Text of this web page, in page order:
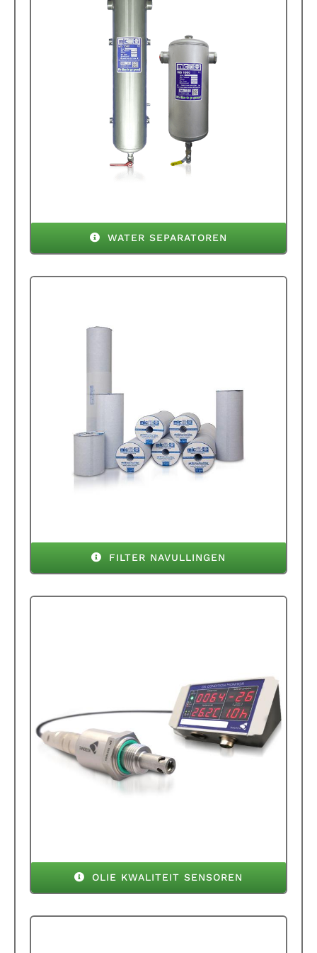
WATER SEPARATOREN
FILTER NAVULLINGEN
OLIE KWALITEIT SENSOREN